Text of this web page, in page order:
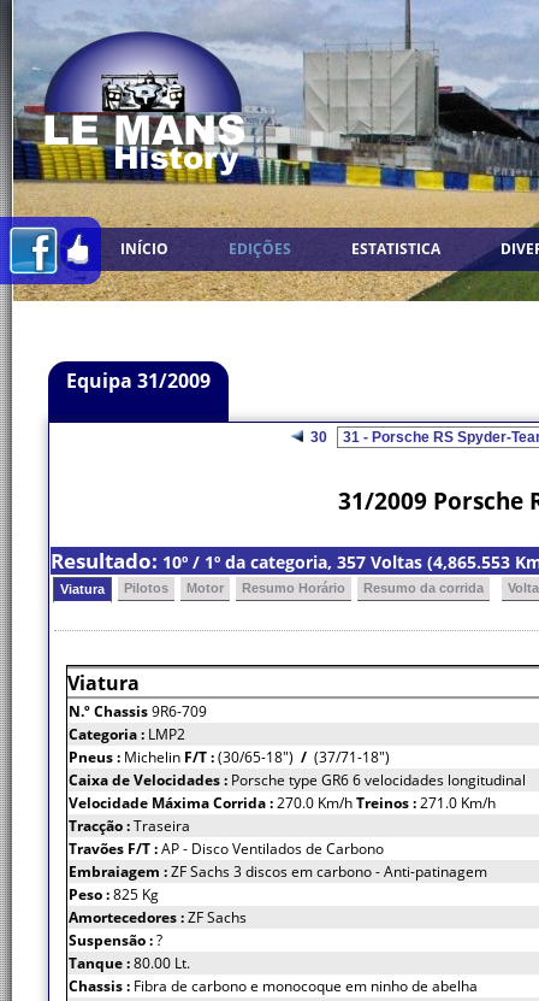
INÍCIO EDIÇÕES ESTATISTICA
Equipa 31/2009
30
31/2009 Porsche
Resultado: 10º / 1º da categoria, 357 Voltas (4,865.553
Viatura Pilotos Motor Resumo Horário Resumo da corrida
Viatura
N.º Chassis9R6-709
Categoria : LMP2
Pneus : Michelin F/T :(30/65-18") / (37/71-18")
Caixa de Velocidades : Porsche type GR6 6 velocidades longitudinal
Velocidade Máxima Corrida :270.0 Km/hTreinos :271.0 Km/h
Tracção :Traseira
Travões F/T :AP - Disco Ventilados de Carbono
Embraiagem :ZF Sachs 3 discos em carbono - Anti-patinagem
Peso :825 Kg
Amortecedores :ZF Sachs
Suspensão :?
Tanque :80.00 Lt.
Chassis : Fibra de carbono e monocoque em ninho de abelha